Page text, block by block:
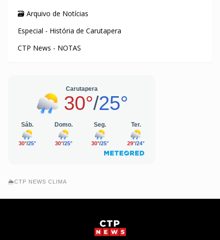
🗃️ Arquivo de Notícias
Especial - História de Carutapera
CTP News - NOTAS
🌦️CTP NEWS CLIMA